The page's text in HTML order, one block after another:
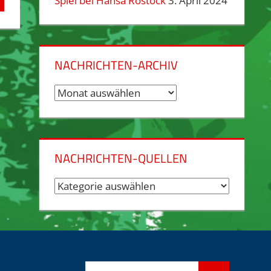
NACHRICHTEN-ARCHIV
Nachrichten-
NACHRICHTEN-QUELLEN
Nachrichten-